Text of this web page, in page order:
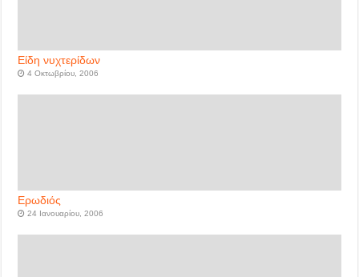
Είδη νυχτερίδων
4 Οκτωβρίου, 2006
Ερωδιός
24 Ιανουαρίου, 2006